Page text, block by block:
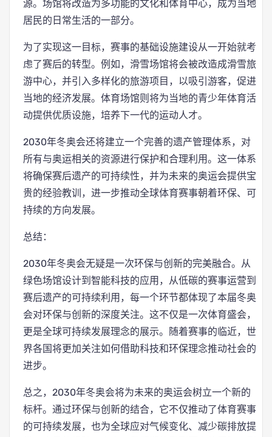
源。场馆将改造为多功能的文化和体育中心，成为当地
居民的日常生活的一部分。
为了实现这一目标，赛事的基础设施建设从一开始就考
虑了赛后的转型。例如，滑雪场馆将会被改造成滑雪旅
游中心，并引入多样化的旅游项目，以吸引游客，促进
当地的经济发展。体育场馆则将为当地的青少年体育活
动提供优质设施，培养下一代的运动人才。
2030年冬奥会还将建立一个完善的遗产管理体系，对
所有与奥运相关的资源进行保护和合理利用。这一体系
将确保赛后遗产的可持续性，并为未来的奥运会提供宝
贵的经验教训，进一步推动全球体育赛事朝着环保、可
持续的方向发展。
总结：
2030年冬奥会无疑是一次环保与创新的完美融合。从
绿色场馆设计到智能科技的应用，从低碳的赛事运营到
赛后遗产的可持续利用，每一个环节都体现了本届冬奥
会对环保与创新的深度关注。这不仅是一次体育盛会，
更是全球可持续发展理念的展示。随着赛事的临近，世
界各国将更加关注如何借助科技和环保理念推动社会的
进步。
总之，2030年冬奥会将为未来的奥运会树立一个新的
标杆。通过环保与创新的结合，它不仅推动了体育赛事
的可持续发展，也为全球应对气候变化、减少碳排放提